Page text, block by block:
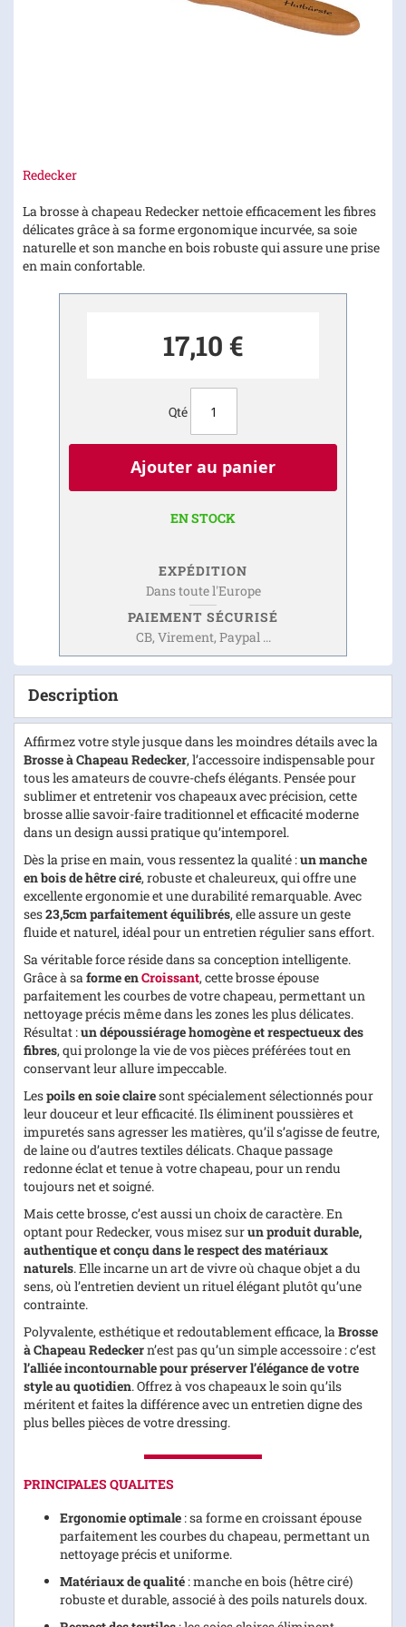
Redecker
La brosse à chapeau Redecker nettoie efficacement les fibres
délicates grâce à sa forme ergonomique incurvée, sa soie
naturelle et son manche en bois robuste qui assure une prise
en main confortable.
17,10 €
Qté
Ajouter au panier
EN STOCK
EXPÉDITION
Dans toute l'Europe
PAIEMENT SÉCURISÉ
CB, Virement, Paypal ...
Skip
the
beginning
of
the
Description
Affirmez votre style jusque dans les moindres détails avec la
Brosse à Chapeau Redecker, l’accessoire indispensable pour
tous les amateurs de couvre-chefs élégants. Pensée pour
sublimer et entretenir vos chapeaux avec précision, cette
brosse allie savoir-faire traditionnel et efficacité moderne
dans un design aussi pratique qu’intemporel.
Dès la prise en main, vous ressentez la qualité :un manche
en bois de hêtre ciré, robuste et chaleureux, qui offre une
excellente ergonomie et une durabilité remarquable. Avec
ses23,5cm parfaitement équilibrés, elle assure un geste
fluide et naturel, idéal pour un entretien régulier sans effort.
Sa véritable force réside dans sa conception intelligente.
Grâce à saforme enCroissant, cette brosse épouse
parfaitement les courbes de votre chapeau, permettant un
nettoyage précis même dans les zones les plus délicates.
Résultat :un dépoussiérage homogène et respectueux des
fibres, qui prolonge la vie de vos pièces préférées tout en
conservant leur allure impeccable.
Lespoils en soie clairesont spécialement sélectionnés pour
leur douceur et leur efficacité. Ils éliminent poussières et
impuretés sans agresser les matières, qu’il s’agisse de feutre,
de laine ou d’autres textiles délicats. Chaque passage
redonne éclat et tenue à votre chapeau, pour un rendu
toujours net et soigné.
Mais cette brosse, c’est aussi un choix de caractère. En
optant pour Redecker, vous misez surun produit durable,
authentique et conçu dans le respect des matériaux
naturels. Elle incarne un art de vivre où chaque objet a du
sens, où l’entretien devient un rituel élégant plutôt qu’une
contrainte.
Polyvalente, esthétique et redoutablement efficace, laBrosse
à Chapeau Redeckern’est pas qu’un simple accessoire : c’est
l’alliée incontournable pour préserver l’élégance de votre
style au quotidien. Offrez à vos chapeaux le soin qu’ils
méritent et faites la différence avec un entretien digne des
plus belles pièces de votre dressing.
PRINCIPALES QUALITES
Ergonomie optimale : sa forme en croissant épouse
parfaitement les courbes du chapeau, permettant un
nettoyage précis et uniforme.
Matériaux de qualité : manche en bois (hêtre ciré)
robuste et durable, associé à des poils naturels doux.